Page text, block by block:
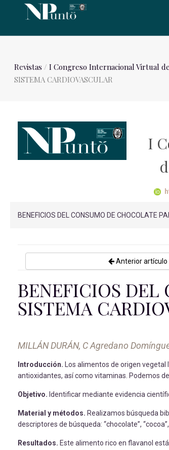
Revistas /I Congreso Internacional Virtual
SISTEMA CARDIOVASCULAR
I
BENEFICIOS DEL CONSUMO DE
Anterior artículo
BENEFICIOS DEL
SISTEMA
MILLÁN DURÁN, C Agredano
Introducción.
Los alimentos de origen
antioxidantes, así como vitaminas. Podemos
Objetivo. Identificar mediante evidencia
Material y métodos. Realizamos búsqueda
descriptores de búsqueda: “chocolate”,
Resultados. Este alimento rico en flavanol